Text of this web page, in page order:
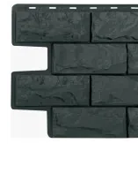
избранное сравнить